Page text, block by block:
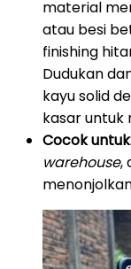
material
atau besi
finishing
Dudukan
kayu solid
kasar untuk
Cocok
warehouse,